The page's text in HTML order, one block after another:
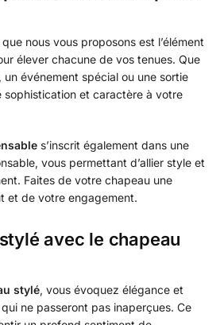
que nous vous proposons est l’élément
élever chacune de vos tenues. Que
événement spécial ou une sortie
et caractère à votre
s’inscrit également dans une
vous permettant d’allier style et
Faites de votre chapeau une
et de votre engagement.
avec le chapeau
stylé, vous évoquez élégance et
ne passeront pas inaperçues. Ce